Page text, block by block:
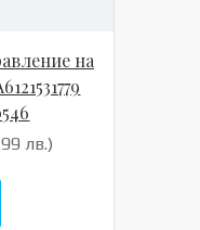
на
лв.)